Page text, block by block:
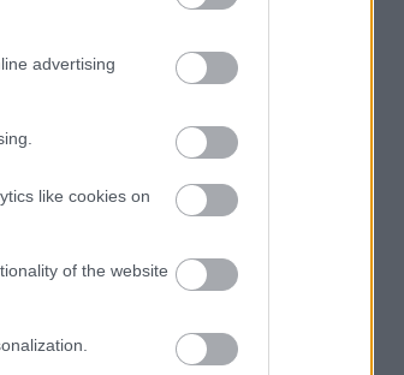
advertising
like cookies on
of the website